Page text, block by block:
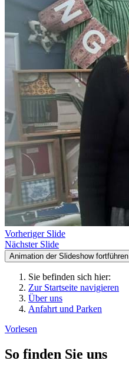
Vorheriger Slide
Nächster Slide
Animation der Slideshow fortführen
Sie befinden sich hier:
Zur Startseite navigieren
Über uns
Anfahrt und Parken
Vorlesen
So finden Sie uns